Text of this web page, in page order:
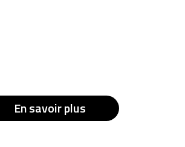
En savoir plus